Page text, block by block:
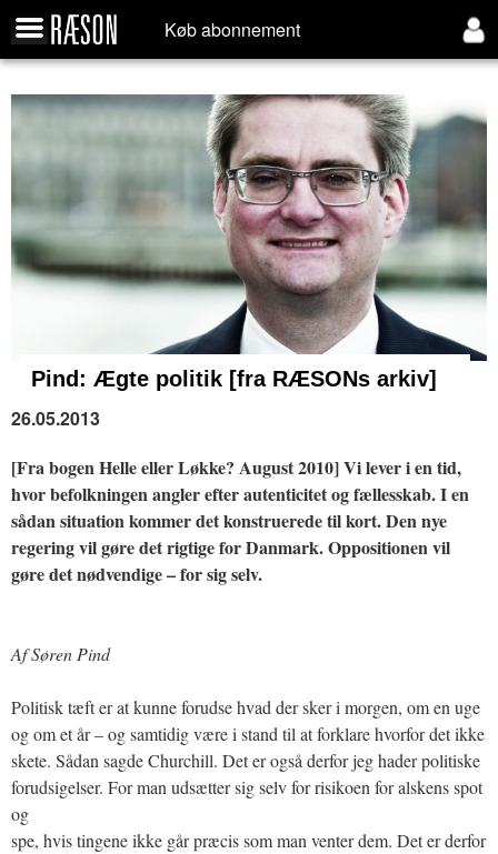
Køb abonnement
Pind: Ægte politik [fra RÆSONs arkiv]
26.05.2013
[Fra bogen Helle eller Løkke? August 2010] Vi lever i en tid,
hvor befolkningen angler efter autenticitet og fællesskab. I en
sådan situation kommer det konstruerede til kort. Den nye
regering vil gøre det rigtige for Danmark. Oppositionen vil
gøre det nødvendige – for sig selv.
Af Søren Pind
Politisk tæft er at kunne forudse hvad der sker i morgen, om en uge
og om et år – og samtidig være i stand til at forklare hvorfor det ikke
skete. Sådan sagde Churchill. Det er også derfor jeg hader politiske
forudsigelser. For man udsætter sig selv for risikoen for alskens spot
og
spe, hvis tingene ikke går præcis som man venter dem. Det er derfor